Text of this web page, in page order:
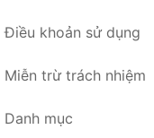
Điều khoản sử dụng
Miễn trừ trách nhiệm
Danh mục